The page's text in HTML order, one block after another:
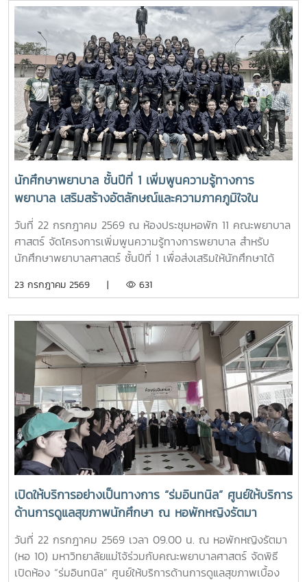
หลักสูตรพยาบาลศาสตร์ ได้แนะนำหลักสูตรพยาบาลศาสตร
บัณฑิต การจัดการเรียนการสอน การฝึกปฏิบัติ คุณสมบัติผู้
สมัคร และแนวทางการศึกษาต่อ เพื่อให้นักเรียนได้รับข้อมูลที่ถูก
ต้อง สามารถนำไปใช้ประกอบการวางแผนศึกษาต่อระดับ
อุดมศึกษาพร้อมกันนี้ ตัวแทนนักศึกษาพยาบาลชั้นปีที่ 4 ได้ร่วม
แลกเปลี่ยนประสบการณ์การเรียน การใช้ชีวิตในรั้วมหาวิทยาลัย
การฝึกงาน เพื่อสร้างแรงบันดาลใจให้กับน้องๆผ่านกิจกรรม
Student Talkช่วงท้ายของกิจกรรม คณะนักเรียนได้เยี่ยมชมห้อง
ปฏิบัติการพยาบาล ตามกิจกรรม “Future Nurse Portfolio”
ทดลองฝึกปฏิบัติทักษะทางการพยาบาลเบื้องต้น อาทิ การวัด
สัญญาณชีพ การช่วยฟื้นคืนชีพ (CPR) การฝึกพันผ้า การฝึก
ทักษะการฉีดยาเบื้องต้นกับหุ่นจำลอง และกายวิพากษ์ โดยมี
อาจารย์และนักศึกษาพยาบาลคอยให้คำแนะนำอย่างใกล้ชิด
บรรยากาศเต็มไปด้วยความอบอุ่น สนุกสนาน เป็นกันเอง
นักเรียนให้ความสนใจเข้าร่วมกิจกรรมเป็นอย่างมาก ตลอดจนซัก
ถามแลกเปลี่ยนความคิดเห็นกับคณาจารย์และรุ่นพี่นักศึกษาใน
เวลาอ่านหนังสือ เป็นต้นอย่างไรก็ตาม การศึกษาดูงานครั้งนี้
แรงบันดาลใจแก่นักเรียนในการก้าวสู่การเป็นบุคลากรทางการ
พยาบาลในอนาคตต่อไป
นักศึกษาพยาบาล ชั้นปีที่ 1 เพิ่มพูนความรู้ทางการ
พยาบาล เสริมสร้างอัตลักษณ์และความภาคภูมิใจใน
สถาบัน ภายใต้รายวิชา แม่โจ้วิถีใหม่
วันที่ 22 กรกฎาคม 2569 ณ ห้องประชุมหอพัก 11 คณะพยาบาล
ศาสตร์ จัดโครงการเพิ่มพูนความรู้ทางการพยาบาล สำหรับ
นักศึกษาพยาบาลศาสตร์ ชั้นปีที่ 1 เพื่อส่งเสริมให้นักศึกษาได้
มหาวิทยาลัย ตลอดจนปลูกฝังความภาคภูมิใจในความเป็น “ลูก
วิถีใหม่ (11701001)ในการนี้ รองศาสตราจารย์ ดร.เทพ พงษ์พา
นิช นายกสภามหาวิทยาลัยแม่โจ้ พร้อมด้วย นายพงษ์พิพัฒน์
ราชจันทร์ หัวหน้างานพัฒนานักศึกษาและศิษย์เก่าสัมพันธ์ ใน
ฐานะอาจารย์ประจำรายวิชา ร่วมให้ความรู้เกี่ยวกับประวัติความ
เป็นมา ปรัชญา และอัตลักษณ์ของมหาวิทยาลัยแม่โจ้ เพื่อสร้าง
ความเข้าใจและความผูกพันต่อสถาบันโอกาสนี้ รองศาสตราจารย์
ดร.เทพ พงษ์พานิช ได้เน้นย้ำให้นักศึกษาเรียนรู้รากเหง้าความ
เป็นแม่โจ้ มีความภาคภูมิใจในสถาบัน มีพลังใจในการศึกษา ยึด
มั่นและดำเนินตามรอยคุณงามความดีของปูชนียบุคคล ประพฤติ
ตนเป็นคนดี มีความรับผิดชอบ ยึดถืออัตลักษณ์ของนักศึกษา
พยาบาลศาสตร์ มหาวิทยาลัยแม่โจ้ ที่ว่า “งามสง่า จิตอาสา
อดทน สู้งาน” เพื่อเติบโตเป็นบัณฑิตพยาบาลที่มีคุณภาพ เป็น
กำลังสำคัญของสังคมในอนาคตพร้อมกันนี้ นายนพกิจ แผ่พร
รักษาการหัวหน้างานหอพักนักศึกษา ได้บรรยายภาพรวมการ
ดำเนินงานของหอพักนักศึกษา พร้อมแนะนำระบบการดูแลและ
การใช้ชีวิตในรั้วมหาวิทยาลัย และ นายวิทชัย สุขเพราะนา หัวหน้า
23 กรกฎาคม 2569 | 631
เปิดให้บริการอย่างเป็นทางการ “ร่มอินทนิล” ศูนย์ให้บริการ
ด้านการดูแลสุขภาพนักศึกษา ณ หอพักหญิงรัตมา
วันที่ 22 กรกฎาคม 2569 เวลา 09.00 น. ณ หอพักหญิงรัตมา
(หอ 10) มหาวิทยาลัยแม่โจ้ร่วมกับคณะพยาบาลศาสตร์ จัดพิธี
เปิดห้อง “ร่มอินทนิล” ศูนย์ให้บริการด้านการดูแลสุขภาพเบื้อง